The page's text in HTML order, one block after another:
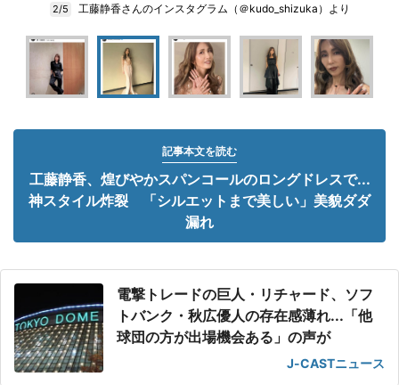
2/5 工藤静香さんのインスタグラム（＠kudo_shizuka）より
記事本文を読む
工藤静香、煌びやかスパンコールのロングドレスで...
神スタイル炸裂 「シルエットまで美しい」美貌ダダ
漏れ
電撃トレードの巨人・リチャード、ソフ
トバンク・秋広優人の存在感薄れ...「他
球団の方が出場機会ある」の声が
J-CASTニュース